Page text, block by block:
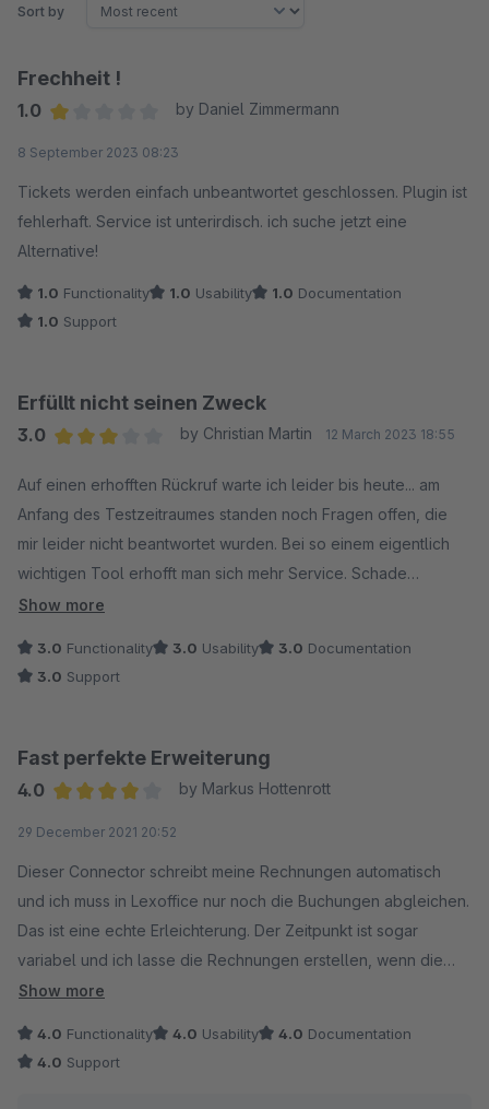
Sort by
Frechheit !
1.0
by Daniel Zimmermann
8 September 2023 08:23
Tickets werden einfach unbeantwortet geschlossen. Plugin ist
fehlerhaft. Service ist unterirdisch. ich suche jetzt eine
Alternative!
1.0 Functionality 1.0 Usability 1.0 Documentation
1.0 Support
Erfüllt nicht seinen Zweck
3.0
by Christian Martin 12 March 2023 18:55
Auf einen erhofften Rückruf warte ich leider bis heute... am
Anfang des Testzeitraumes standen noch Fragen offen, die
mir leider nicht beantwortet wurden. Bei so einem eigentlich
wichtigen Tool erhofft man sich mehr Service. Schade
eigentlich
Show more
3.0 Functionality 3.0 Usability 3.0 Documentation
3.0 Support
Fast perfekte Erweiterung
4.0
by Markus Hottenrott
29 December 2021 20:52
Dieser Connector schreibt meine Rechnungen automatisch
und ich muss in Lexoffice nur noch die Buchungen abgleichen.
Das ist eine echte Erleichterung. Der Zeitpunkt ist sogar
variabel und ich lasse die Rechnungen erstellen, wenn die
Bestellung abgeschlossen ist. Was noch fehlt ist aus meiner
geheftet und an den Kunden versendet wird, da ich dies
Show more
4.0 Functionality 4.0 Usability 4.0 Documentation
4.0 Support